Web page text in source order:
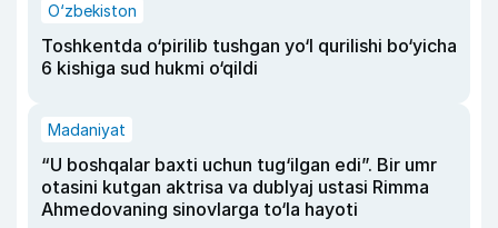
O‘zbekiston
Toshkentda o‘pirilib tushgan yo‘l qurilishi bo‘yicha
6 kishiga sud hukmi o‘qildi
Madaniyat
“U boshqalar baxti uchun tug‘ilgan edi”. Bir umr
otasini kutgan aktrisa va dublyaj ustasi Rimma
Ahmedovaning sinovlarga to‘la hayoti